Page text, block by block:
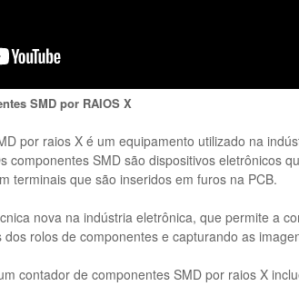
SMD por RAIOS X
por raios X é um equipamento utilizado na
componentes SMD são dispositivos eletrônicos
terminais que são inseridos em furos na PCB.
nova na indústria eletrônica, que permite a
rolos de componentes e capturando as
contador de componentes SMD por raios X